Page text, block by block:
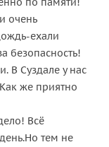
очень
ехали
безопасность!
В Суздале у нас
же приятно
Всё
тем не